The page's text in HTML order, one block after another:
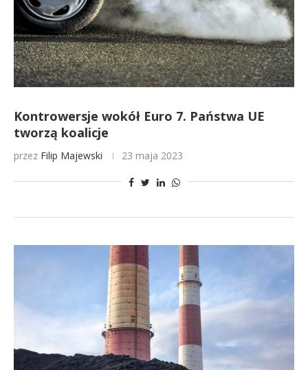
Kontrowersje wokół Euro 7. Państwa UE
tworzą koalicje
przez Filip Majewski 23 maja 2023